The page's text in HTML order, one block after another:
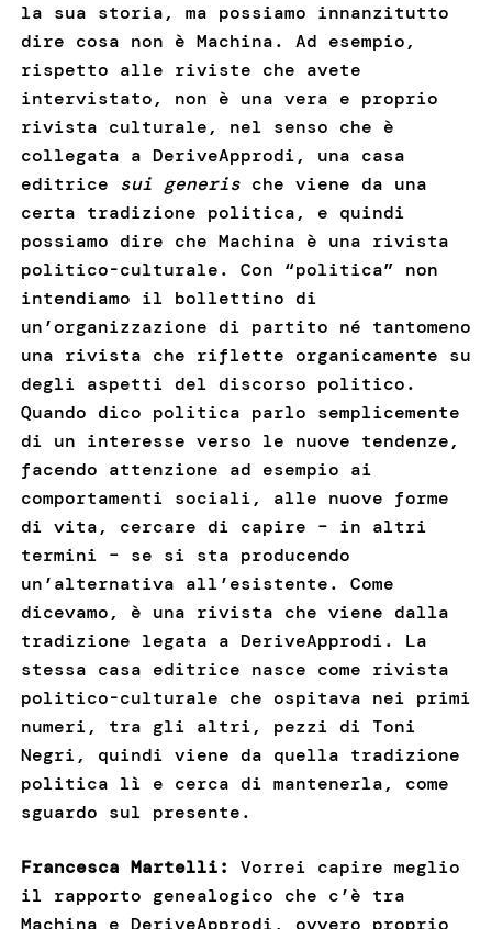
la sua storia, ma possiamo innanzitutto
dire cosa non è Machina. Ad esempio,
rispetto alle riviste che avete
intervistato, non è una vera e proprio
rivista culturale, nel senso che è
collegata a DeriveApprodi, una casa
editrice
sui generische viene da una
certa tradizione politica, e quindi
possiamo dire che Machina è una rivista
politico-culturale. Con “politica” non
intendiamo il bollettino di
un’organizzazione di partito né tantomeno
una rivista che riflette organicamente su
degli aspetti del discorso politico.
Quando dico politica parlo semplicemente
di un interesse verso le nuove tendenze,
facendo attenzione ad esempio ai
comportamenti sociali, alle nuove forme
di vita, cercare di capire – in altri
termini – se si sta producendo
un’alternativa all’esistente. Come
dicevamo, è una rivista che viene dalla
tradizione legata a DeriveApprodi. La
stessa casa editrice nasce come rivista
politico-culturale che ospitava nei primi
numeri, tra gli altri, pezzi di Toni
Negri, quindi viene da quella tradizione
politica lì e cerca di mantenerla, come
sguardo sul presente.
Francesca Martelli:
Vorrei capire meglio
il rapporto genealogico che c’è tra
Machina e DeriveApprodi, ovvero proprio